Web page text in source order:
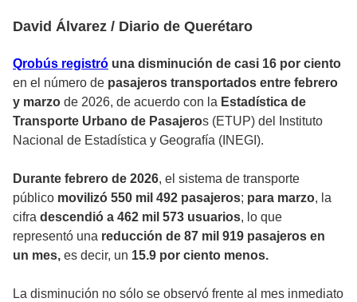
David Álvarez / Diario de Querétaro
Qrobús registró una disminución de casi 16 por ciento
en el número de pasajeros transportados entre febrero
y marzo de 2026, de acuerdo con la Estadística de
Transporte Urbano de Pasajeros (ETUP) del Instituto
Nacional de Estadística y Geografía (INEGI).
Durante febrero de 2026, el sistema de transporte
público movilizó 550 mil 492 pasajeros; para marzo, la
cifra descendió a 462 mil 573 usuarios, lo que
representó una reducción de 87 mil 919 pasajeros en
un mes, es decir, un 15.9 por ciento menos.
La disminución no sólo se observó frente al mes inmediato